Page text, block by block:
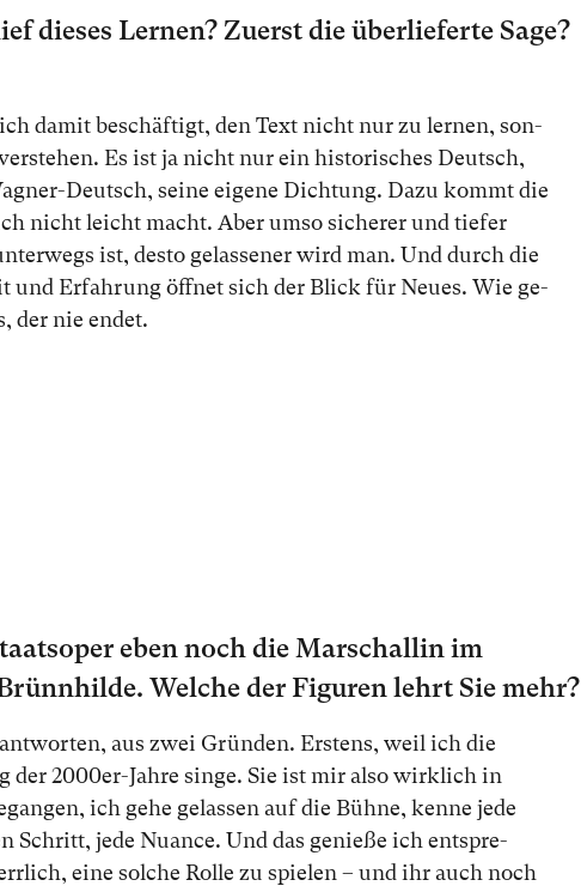
die­ses Ler­nen? Zu­erst die über­lie­fer­te Sa­ge?
da­mit be­schäf­tigt, den Text nicht nur zu ler­nen, son­
Es ist ja nicht nur ein his­to­ri­sches Deutsch,
Deutsch, sei­ne ei­ge­ne Dich­tung. Da­zu kommt die
nicht leicht macht. Aber um­so si­che­rer und tie­fer
ist, des­to ge­las­se­ner wird man. Und durch die
und Er­fah­rung öff­net sich der Blick für Neu­es. Wie ge­
der nie en­det.
eben noch die Marschallin im
Wel­che der Fi­gu­ren lehrt Sie mehr?
aus zwei Grün­den. Ers­tens, weil ich die
der 2000er-Jah­re sin­ge. Sie ist mir al­so wirk­lich in
ich ge­he ge­las­sen auf die Büh­ne, ken­ne je­de
Schritt, je­de Nu­an­ce. Und das ge­nie­ße ich ent­spre­
ei­ne sol­che Rol­le zu spie­len – und ihr auch noch